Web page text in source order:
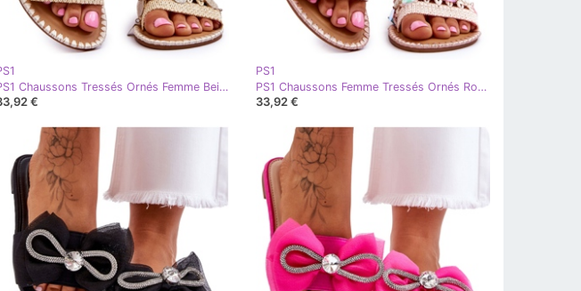
PS1 Chaussons Tressés Ornés Femme Beige Millano
€
PS1
PS1 Chaussons Femme Tressés Ornés Rose Millano
33,92 €